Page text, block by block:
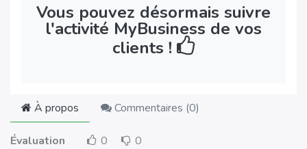
Vous pouvez désormais suivre
l'activité MyBusiness de vos
clients !
À propos Commentaires (0)
Évaluation 0 0